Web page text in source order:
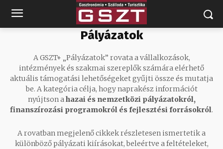
Pályázatok
A GSZT+ „Pályázatok” rovata a vállalkozások,
intézmények és szakmai szereplők számára elérhető
aktuális támogatási lehetőségeket gyűjti össze és mutatja
be. A kategória célja, hogy naprakész információt
nyújtson ahazai és nemzetközi pályázatokról,
finanszírozási programokról és fejlesztési forrásokról.
A rovatban megjelenő cikkek részletesen ismertetik a
különböző pályázati kiírásokat, beleértve a feltételeket,